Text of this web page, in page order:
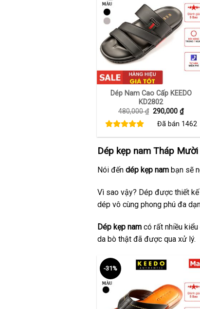
+
Dép Nam Cao Cấp KEEDO
KD2802
480,000₫ Giá
là:
290,000₫Giá
tại
Đã bán 1462
Dép kẹp nam Tháp
Nói đến dép kẹp nambạn sẽ
Vì sao vậy? Dép được thiết
dép vô cùng phong phú đa
Dép kẹp namcó rất nhiều kiểu
da bò thật đã được qua xử lý.
-31%